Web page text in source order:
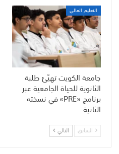
التعليم العالي
جامعة الكويت تهيّئ طلبة
الثانوية للحياة الجامعية عبر
برنامج «PRE» في نسخته
الثانية
السابق التالي